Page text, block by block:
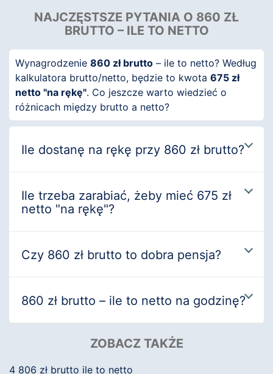
NAJCZĘSTSZE PYTANIA O 860 ZŁ
BRUTTO – ILE TO NETTO
Wynagrodzenie 860 zł brutto – ile to netto? Według
kalkulatora brutto/netto, będzie to kwota 675 zł
netto "na rękę". Co jeszcze warto wiedzieć o
różnicach między brutto a netto?
Ile dostanę na rękę przy 860 zł brutto?
Ile trzeba zarabiać, żeby mieć 675 zł
netto "na rękę"?
Czy 860 zł brutto to dobra pensja?
860 zł brutto – ile to netto na godzinę?
ZOBACZ TAKŻE
4 806 zł brutto ile to netto